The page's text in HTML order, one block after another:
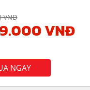
VNĐ
VNĐ
NGAY